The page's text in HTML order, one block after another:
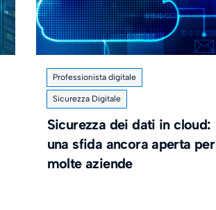
Professionista digitale
Sicurezza Digitale
Sicurezza dei dati in cloud:
una sfida ancora aperta per
molte aziende